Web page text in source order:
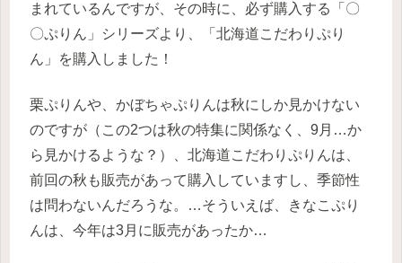
まれているんですが、その時に、必ず購入する「〇
〇ぷりん」シリーズより、「北海道こだわりぷり
ん」を購入しました！
栗ぷりんや、かぼちゃぷりんは秋にしか見かけない
のですが（この2つは秋の特集に関係なく、9月…か
ら見かけるような？）、北海道こだわりぷりんは、
前回の秋も販売があって購入していますし、季節性
は問わないんだろうな。…そういえば、きなこぷり
んは、今年は3月に販売があったか…